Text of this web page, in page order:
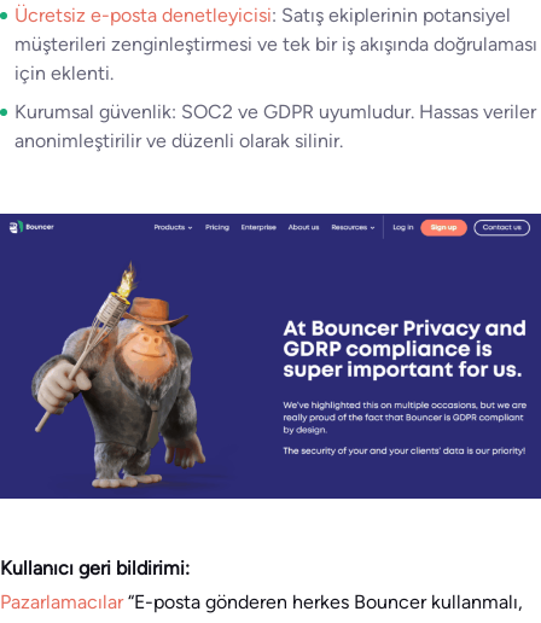
Ücretsiz e-posta denetleyicisi: Satış ekiplerinin potansiyel
müşterileri zenginleştirmesi ve tek bir iş akışında doğrulaması
için eklenti.
Kurumsal güvenlik: SOC2 ve GDPR uyumludur. Hassas veriler
anonimleştirilir ve düzenli olarak silinir.
Kullanıcı geri bildirimi:
Pazarlamacılar“E-posta gönderen herkes Bouncer kullanmalı,